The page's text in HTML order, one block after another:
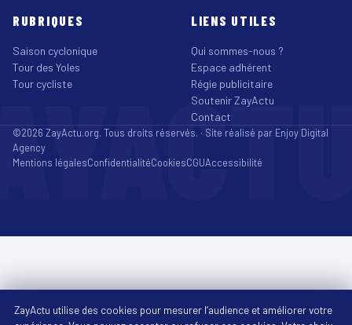
RUBRIQUES
Saison cyclonique
Tour des Yoles
Tour cycliste
LIENS UTILES
Qui sommes-nous ?
Espace adhérent
Régie publicitaire
Soutenir ZayActu
Contact
©2026 ZayActu.org. Tous droits réservés. · Site réalisé par Enjoy Digital
Agency
Mentions légalesConfidentialitéCookiesCGUAccessibilité
ZayActu utilise des cookies pour mesurer l’audience et améliorer votre